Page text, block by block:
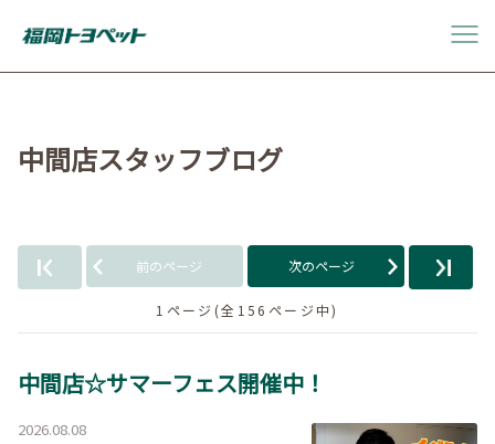
中間店スタッフブログ
前のページ 次のページ
1ページ(全156ページ中)
中間店☆サマーフェス開催中！
2026.08.08